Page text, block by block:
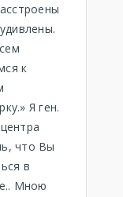
к
Я ген.
что Вы
в
Мною